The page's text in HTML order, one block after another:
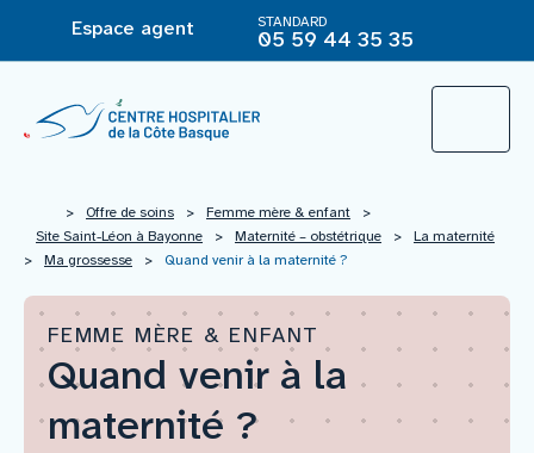
Espace agent STANDARD
05 59 44 35 35
L’Hôpital
Offre de soins
Agir pour ma santé
> Offre de soins > Femme mère & enfant
>
Site Saint-Léon à Bayonne
> Maternité – obstétrique >
La maternité
>
Ma grossesse > Quand venir à la maternité ?
FEMME MÈRE & ENFANT
Quand venir à la
maternité ?